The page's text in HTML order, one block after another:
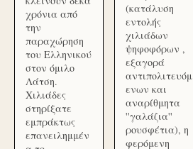
χρόνια από
την
παραχώρηση
του Ελληνικού
στον όμιλο
Λάτση.
Χιλιάδες
στηρίξατε
εμπράκτως
επανειλημμέν
(κατάλυση
εντολής
χιλιάδων
ψηφοφόρων ,
εξαγορά
αντιπολιτευόμ
ενων και
αναρίθμητα
''γαλάζια''
ρουσφέτια), η
φερόμενη